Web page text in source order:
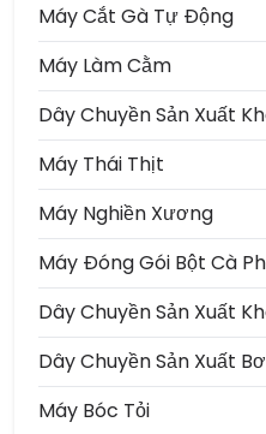
Máy Cắt Gà Tự Động
Máy Làm Cằm
Dây Chuyền Sản Xuất
Máy Thái Thịt
Máy Nghiền Xương
Máy Đóng Gói Bột Cà
Dây Chuyền Sản Xuất
Dây Chuyền Sản Xuất
Máy Bóc Tỏi